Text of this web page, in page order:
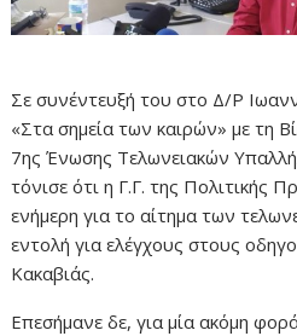
Σε συνέντευξή του στο Δ/Ρ
«Στα σημεία των καιρών» με τη
7ης Ένωσης Τελωνειακών
τόνισε ότι η Γ.Γ. της Πολιτικής
ενήμερη για το αίτημα των
εντολή για ελέγχους στους
Κακαβιάς.
Επεσήμανε δε, για μία ακόμη